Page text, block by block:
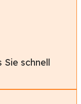
Sie schnell